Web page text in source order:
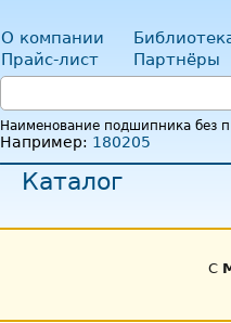
О компании
Прайс-лист
Партнёры
Наименование подшипника без
Например: 180205
Каталог
С